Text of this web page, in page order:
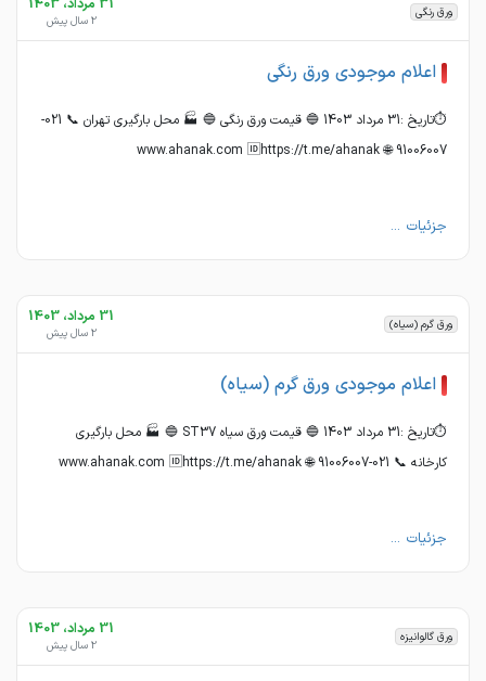
ورق رنگی 31 مرداد، 1403
2 سال پیش
اعلام موجودی ورق رنگی
⏱تاریخ :31 مرداد 1403 🔵 قیمت ورق رنگی 🔵 🏭 محل بارگیری تهران 📞 021-
91006007 🌐 www.ahanak.com 🆔https://t.me/ahanak
جزئیات ...
ورق گرم (سیاه) 31 مرداد، 1403
2 سال پیش
اعلام موجودی ورق گرم (سیاه)
⏱تاریخ :31 مرداد 1403 🔵 قیمت ورق سیاه ST37 🔵 🏭 محل بارگیری
کارخانه 📞 021-91006007 🌐 www.ahanak.com 🆔https://t.me/ahanak
جزئیات ...
ورق گالوانیزه 31 مرداد، 1403
2 سال پیش